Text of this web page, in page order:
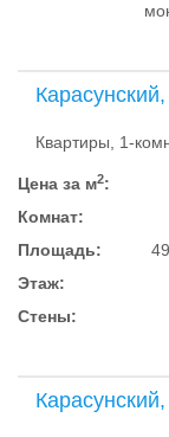
Квартиры, 1-
Цена за м2:
Комнат:
Площадь:
Этаж:
Стены: